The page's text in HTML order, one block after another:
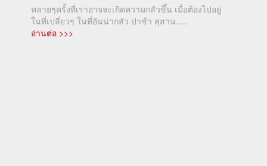
หลายๆครั้งที่เราอาจจะเกิดความกลัวขึ้น เมื่อต้องไปอยู่
ในที่เปลี่ยวๆ ในที่อันน่ากลัว ป่าช้า สุสาน.....
อ่านต่อ >>>